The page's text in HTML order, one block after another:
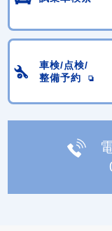
車検/点検/
整備予約